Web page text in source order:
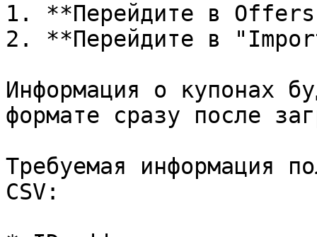
1. **Перейдите в
2. **Перейдите в
Информация о купонах
формате сразу после
Требуемая информация
CSV: